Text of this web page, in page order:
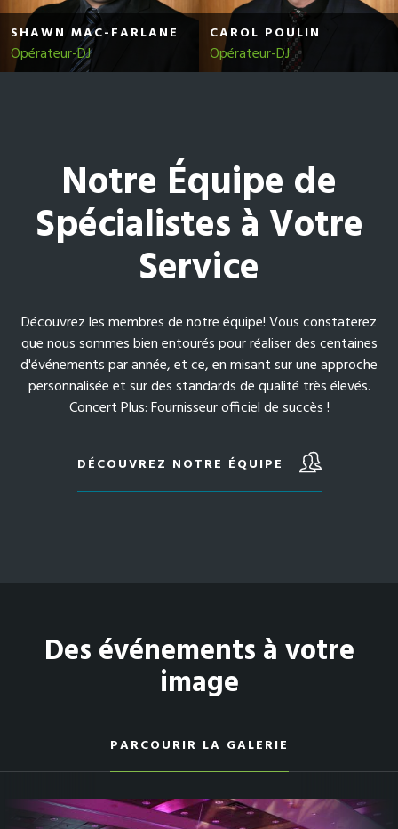
SHAWN MAC-FARLANE
Opérateur-DJ
CAROL POULIN
Opérateur-DJ
Notre Équipe de
Spécialistes à Votre
Service
Découvrez les membres de notre équipe! Vous constaterez
que nous sommes bien entourés pour réaliser des centaines
d'événements par année, et ce, en misant sur une approche
personnalisée et sur des standards de qualité très élevés.
Concert Plus: Fournisseur officiel de succès !
DÉCOUVREZ NOTRE ÉQUIPE
Des événements à votre
image
PARCOURIR LA GALERIE